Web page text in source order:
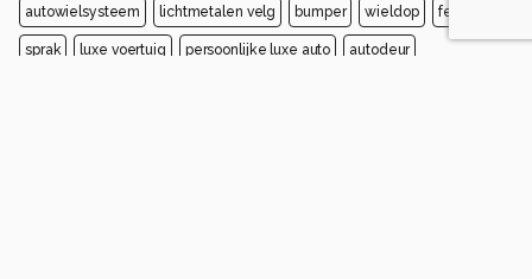
autowielsysteem lichtmetalen velg bumper wieldop fender
sprak luxe voertuig persoonlijke luxe auto autodeur